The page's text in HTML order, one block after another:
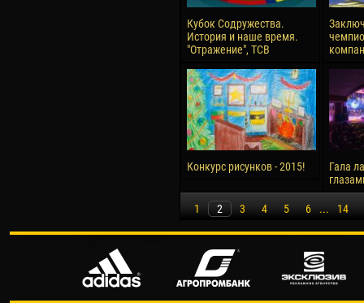
Кубок Содружества.
История и наше время.
"Отражение", ТСВ
Конкурс рисунков - 2015!
Гала
1 2 3 4 5 6 ... 14